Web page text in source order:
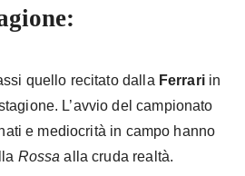
quello recitato dalla Ferrariin
L’avvio del campionato
e mediocrità in campo hanno
Rossa alla cruda realtà.